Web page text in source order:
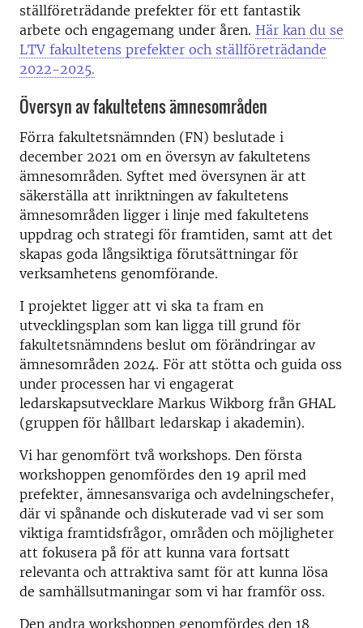
ställföreträdande prefekter för ett fantastik
arbete och engagemang under åren. Här kan du se
LTV fakultetens prefekter och ställföreträdande
2022-2025.
Översyn av fakultetens ämnesområden
Förra fakultetsnämnden (FN) beslutade i
december 2021 om en översyn av fakultetens
ämnesområden. Syftet med översynen är att
säkerställa att inriktningen av fakultetens
ämnesområden ligger i linje med fakultetens
uppdrag och strategi för framtiden, samt att det
skapas goda långsiktiga förutsättningar för
verksamhetens genomförande.
I projektet ligger att vi ska ta fram en
utvecklingsplan som kan ligga till grund för
fakultetsnämndens beslut om förändringar av
ämnesområden 2024. För att stötta och guida oss
under processen har vi engagerat
ledarskapsutvecklare Markus Wikborg från GHAL
(gruppen för hållbart ledarskap i akademin).
Vi har genomfört två workshops. Den första
workshoppen genomfördes den 19 april med
prefekter, ämnesansvariga och avdelningschefer,
där vi spånande och diskuterade vad vi ser som
viktiga framtidsfrågor, områden och möjligheter
att fokusera på för att kunna vara fortsatt
relevanta och attraktiva samt för att kunna lösa
de samhällsutmaningar som vi har framför oss.
Den andra workshoppen genomfördes den 18